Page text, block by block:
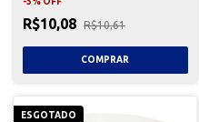
R$10,08 R$10,61
ESGOTADO